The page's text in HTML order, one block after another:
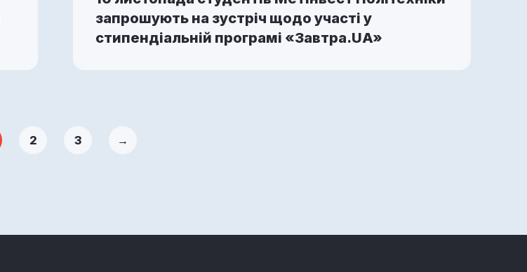
запрошують на зустріч щодо участі у
стипендіальній програмі «Завтра.UA»
2 3 →